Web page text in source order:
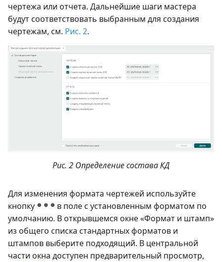
чертежа или отчета. Дальнейшие шаги мастера
будут соответствовать выбранным для создания
чертежам, см. Рис. 2.
Рис. 2 Определение состава КД
Для изменения формата чертежей используйте
кнопку
в поле с установленным форматом по
умолчанию. В открывшемся окне «Формат и штамп»
из общего списка стандартных форматов и
штампов выберите подходящий. В центральной
части окна доступен предварительный просмотр,